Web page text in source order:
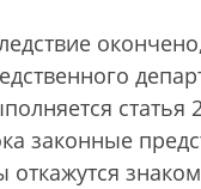
законные
откажутся